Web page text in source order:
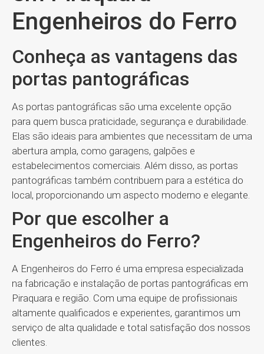
Engenheiros do Ferro
Conheça as vantagens das
portas pantográficas
As portas pantográficas são uma excelente opção
para quem busca praticidade, segurança e durabilidade.
Elas são ideais para ambientes que necessitam de uma
abertura ampla, como garagens, galpões e
estabelecimentos comerciais. Além disso, as portas
pantográficas também contribuem para a estética do
local, proporcionando um aspecto moderno e elegante.
Por que escolher a
Engenheiros do Ferro?
A Engenheiros do Ferro é uma empresa especializada
na fabricação e instalação de portas pantográficas em
Piraquara e região. Com uma equipe de profissionais
altamente qualificados e experientes, garantimos um
serviço de alta qualidade e total satisfação dos nossos
clientes.